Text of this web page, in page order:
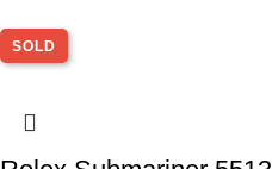
SOLD